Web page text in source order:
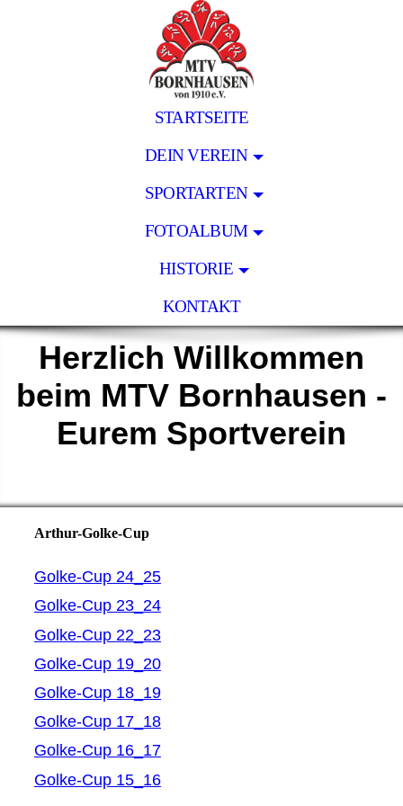
STARTSEITE
DEIN VEREIN
SPORTARTEN
FOTOALBUM
HISTORIE
KONTAKT
Herzlich Willkommen
beim MTV Bornhausen -
Eurem Sportverein
Arthur-Golke-Cup
Golke-Cup 24_25
Golke-Cup 23_24
Golke-Cup 22_23
Golke-Cup 19_20
Golke-Cup 18_19
Golke-Cup 17_18
Golke-Cup 16_17
Golke-Cup 15_16